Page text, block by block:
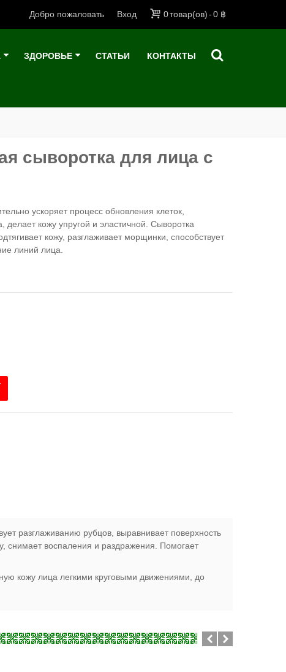
0товар(ов)-0 ฿
Добро пожаловать Вход
ЗДОРОВЬЕ СТАТЬИ КОНТАКТЫ
сыворотка для лица с
ускоряет процесс обновления клеток,
делает кожу упругой и эластичной. Сыворотка
кожу, разглаживает морщинки, способствует
линий лица.
разглаживанию рубцов, выравнивает поверхность
снимает воспаления и раздражения. Помогает
кожу лица легкими круговыми движениями, до